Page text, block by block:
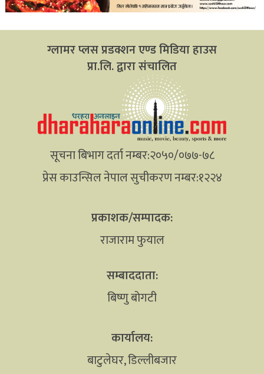
ग्लामर प्लस प्रडक्शन एण्ड मिडिया हाउस
प्रा.लि. द्वारा संचालित
सूचना बिभाग दर्ता नम्बर:२०५०/०७७-७८
प्रेस काउन्सिल नेपाल सुचीकरण नम्बर:१२२४
प्रकाशक/सम्पादक:
राजाराम फुयाल
सम्बाददाता:
बिष्णु बोगटी
कार्यालय:
बाटुलेघर, डिल्लीबजार